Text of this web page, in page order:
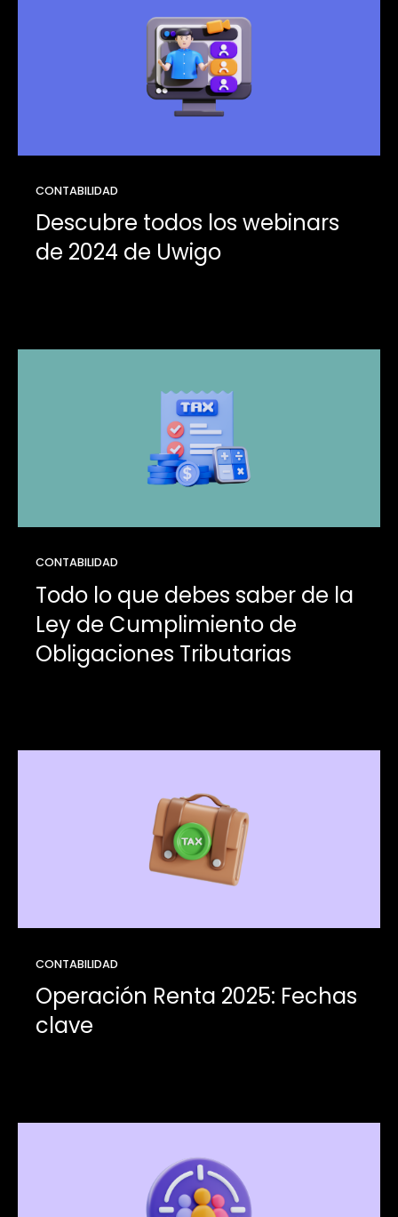
CONTABILIDAD
Descubre todos los webinars
de 2024 de Uwigo
CONTABILIDAD
Todo lo que debes saber de la
Ley de Cumplimiento de
Obligaciones Tributarias
CONTABILIDAD
Operación Renta 2025: Fechas
clave